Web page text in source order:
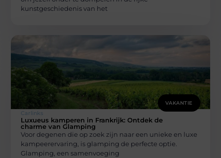
kunstgeschiedenis van het
VAKANTIE
Carlinks
Luxueus kamperen in Frankrijk: Ontdek de
charme van Glamping
Voor degenen die op zoek zijn naar een unieke en luxe
kampeerervaring, is glamping de perfecte optie.
Glamping, een samenvoeging